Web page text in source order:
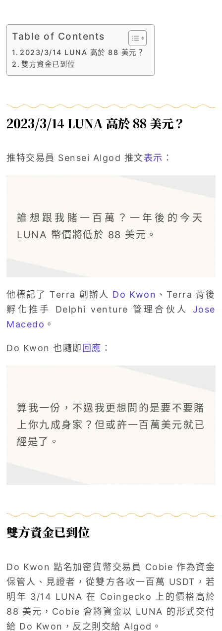
Table of Contents
2023/3/14 LUNA 高於 88 美元？
雙方資金已到位
2023/3/14 LUNA 高於 88 美元？
推特交易員 Sensei Algod 推文表示 ：
誰想跟我賭一百萬？一年後的今天
LUNA 幣價將低於 88 美元。
他標記了 Terra 創辦人 Do Kwon 、Terra 背後
孵化推手 Delphi venture 管理合伙人 Jose
Macedo 。
Do Kwon 也隨即 回應 ：
算我一份，不過我更想問的是要不要賭
上你九成身家？但或許一百萬美元就已
經是了。
雙方資金已到位
Do Kwon 點名加密貨幣交易員 Cobie 作為資金
保管人、見證者，從雙方各收一百萬 USDT，若
明年 3/14 LUNA 在 Coingecko 上的價格高於
88 美元，Cobie 會將資金以 LUNA 的形式交付
給 Do Kwon，反之則交給 Algod。